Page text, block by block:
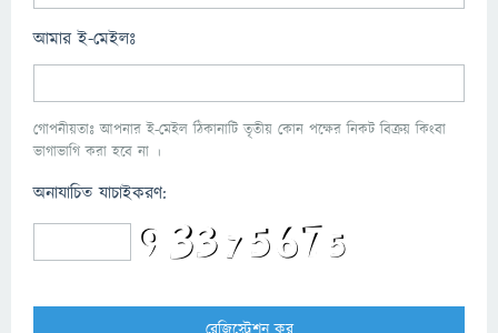
আমার ই-মেইলঃ
গোপনীয়তাঃ আপনার ই-মেইল ঠিকানাটি তৃতীয় কোন পক্ষের নিকট বিক্রয় কিংবা
ভাগাভাগি করা হবে না ।
অনাযাচিত যাচাইকরণ: